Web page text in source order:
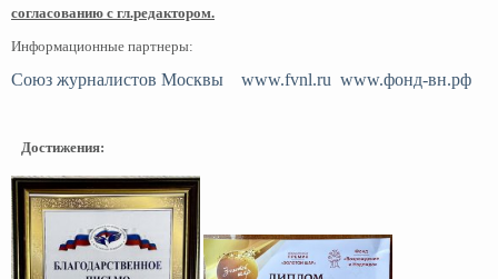
согласованию с гл.редактором.
Информационные партнеры:
Союз журналистов Москвы www.fvnl.ru www.фонд-вн.рф
Достижения: